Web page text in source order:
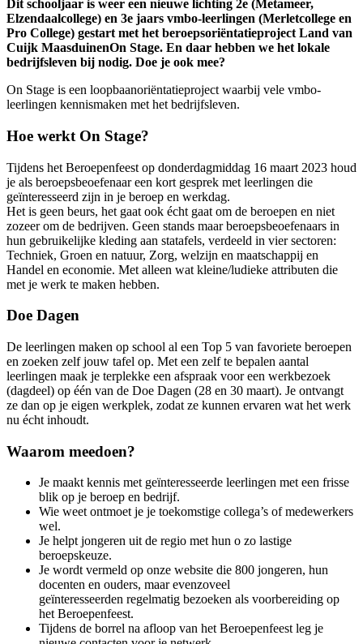
Dit schooljaar is weer een nieuwe lichting 2e (Metameer,
Elzendaalcollege) en 3e jaars vmbo-leerlingen (Merletcollege en
Pro College) gestart met het beroepsoriëntatieproject Land van
Cuijk MaasduinenOn Stage. En daar hebben we het lokale
bedrijfsleven bij nodig. Doe je ook mee?
On Stage is een loopbaanoriëntatieproject waarbij vele vmbo-
leerlingen kennismaken met het bedrijfsleven.
Hoe werkt On Stage?
Tijdens het Beroepenfeest op donderdagmiddag 16 maart 2023 houd
je als beroepsbeoefenaar een kort gesprek met leerlingen die
geïnteresseerd zijn in je beroep en werkdag.
Het is geen beurs, het gaat ook écht gaat om de beroepen en niet
zozeer om de bedrijven. Geen stands maar beroepsbeoefenaars in
hun gebruikelijke kleding aan statafels, verdeeld in vier sectoren:
Techniek, Groen en natuur, Zorg, welzijn en maatschappij en
Handel en economie. Met alleen wat kleine/ludieke attributen die
met je werk te maken hebben.
Doe Dagen
De leerlingen maken op school al een Top 5 van favoriete beroepen
en zoeken zelf jouw tafel op. Met een zelf te bepalen aantal
leerlingen maak je terplekke een afspraak voor een werkbezoek
(dagdeel) op één van de Doe Dagen (28 en 30 maart). Je ontvangt
ze dan op je eigen werkplek, zodat ze kunnen ervaren wat het werk
nu écht inhoudt.
Waarom meedoen?
Je maakt kennis met geïnteresseerde leerlingen met een frisse
blik op je beroep en bedrijf.
Wie weet ontmoet je je toekomstige collega’s of medewerkers
wel.
Je helpt jongeren uit de regio met hun o zo lastige
beroepskeuze.
Je wordt vermeld op onze website die 800 jongeren, hun
docenten en ouders, maar evenzoveel
geïnteresseerden regelmatig bezoeken als voorbereiding op
het Beroepenfeest.
Tijdens de borrel na afloop van het Beroepenfeest leg je